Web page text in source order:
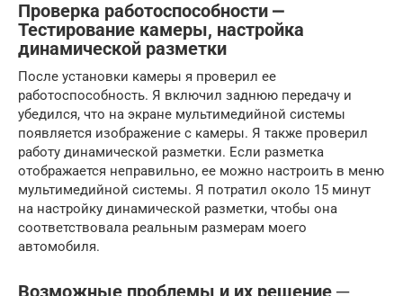
Проверка работоспособности ⎼
Тестирование камеры, настройка
динамической разметки
После установки камеры я проверил ее
работоспособность. Я включил заднюю передачу и
убедился, что на экране мультимедийной системы
появляется изображение с камеры. Я также проверил
работу динамической разметки. Если разметка
отображается неправильно, ее можно настроить в меню
мультимедийной системы. Я потратил около 15 минут
на настройку динамической разметки, чтобы она
соответствовала реальным размерам моего
автомобиля.